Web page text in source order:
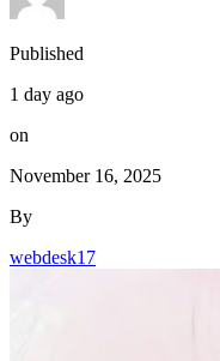
Published
1 day ago
on
November 16, 2025
By
webdesk17